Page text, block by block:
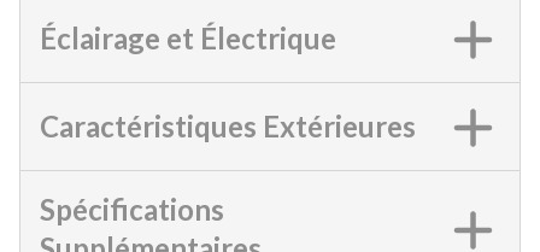
Éclairage et Électrique
Caractéristiques Extérieures
Spécifications